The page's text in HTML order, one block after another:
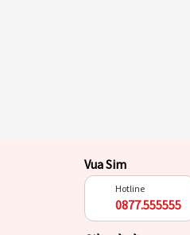
Vua Sim
Hotline
0877.555555